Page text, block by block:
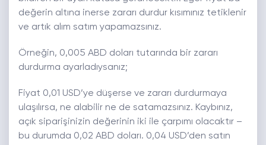
değerin altına inerse zararı durdur kısımınız tetiklenir
ve artık alım satım yapamazsınız.
Örneğin, 0,005 ABD doları tutarında bir zararı
durdurma ayarladıysanız;
Fiyat 0,01 USD’ye düşerse ve zararı durdurmaya
ulaşılırsa, ne alabilir ne de satamazsınız. Kaybınız,
açık siparişinizin değerinin iki ile çarpımı olacaktır –
bu durumda 0,02 ABD doları. 0,04 USD’den satın